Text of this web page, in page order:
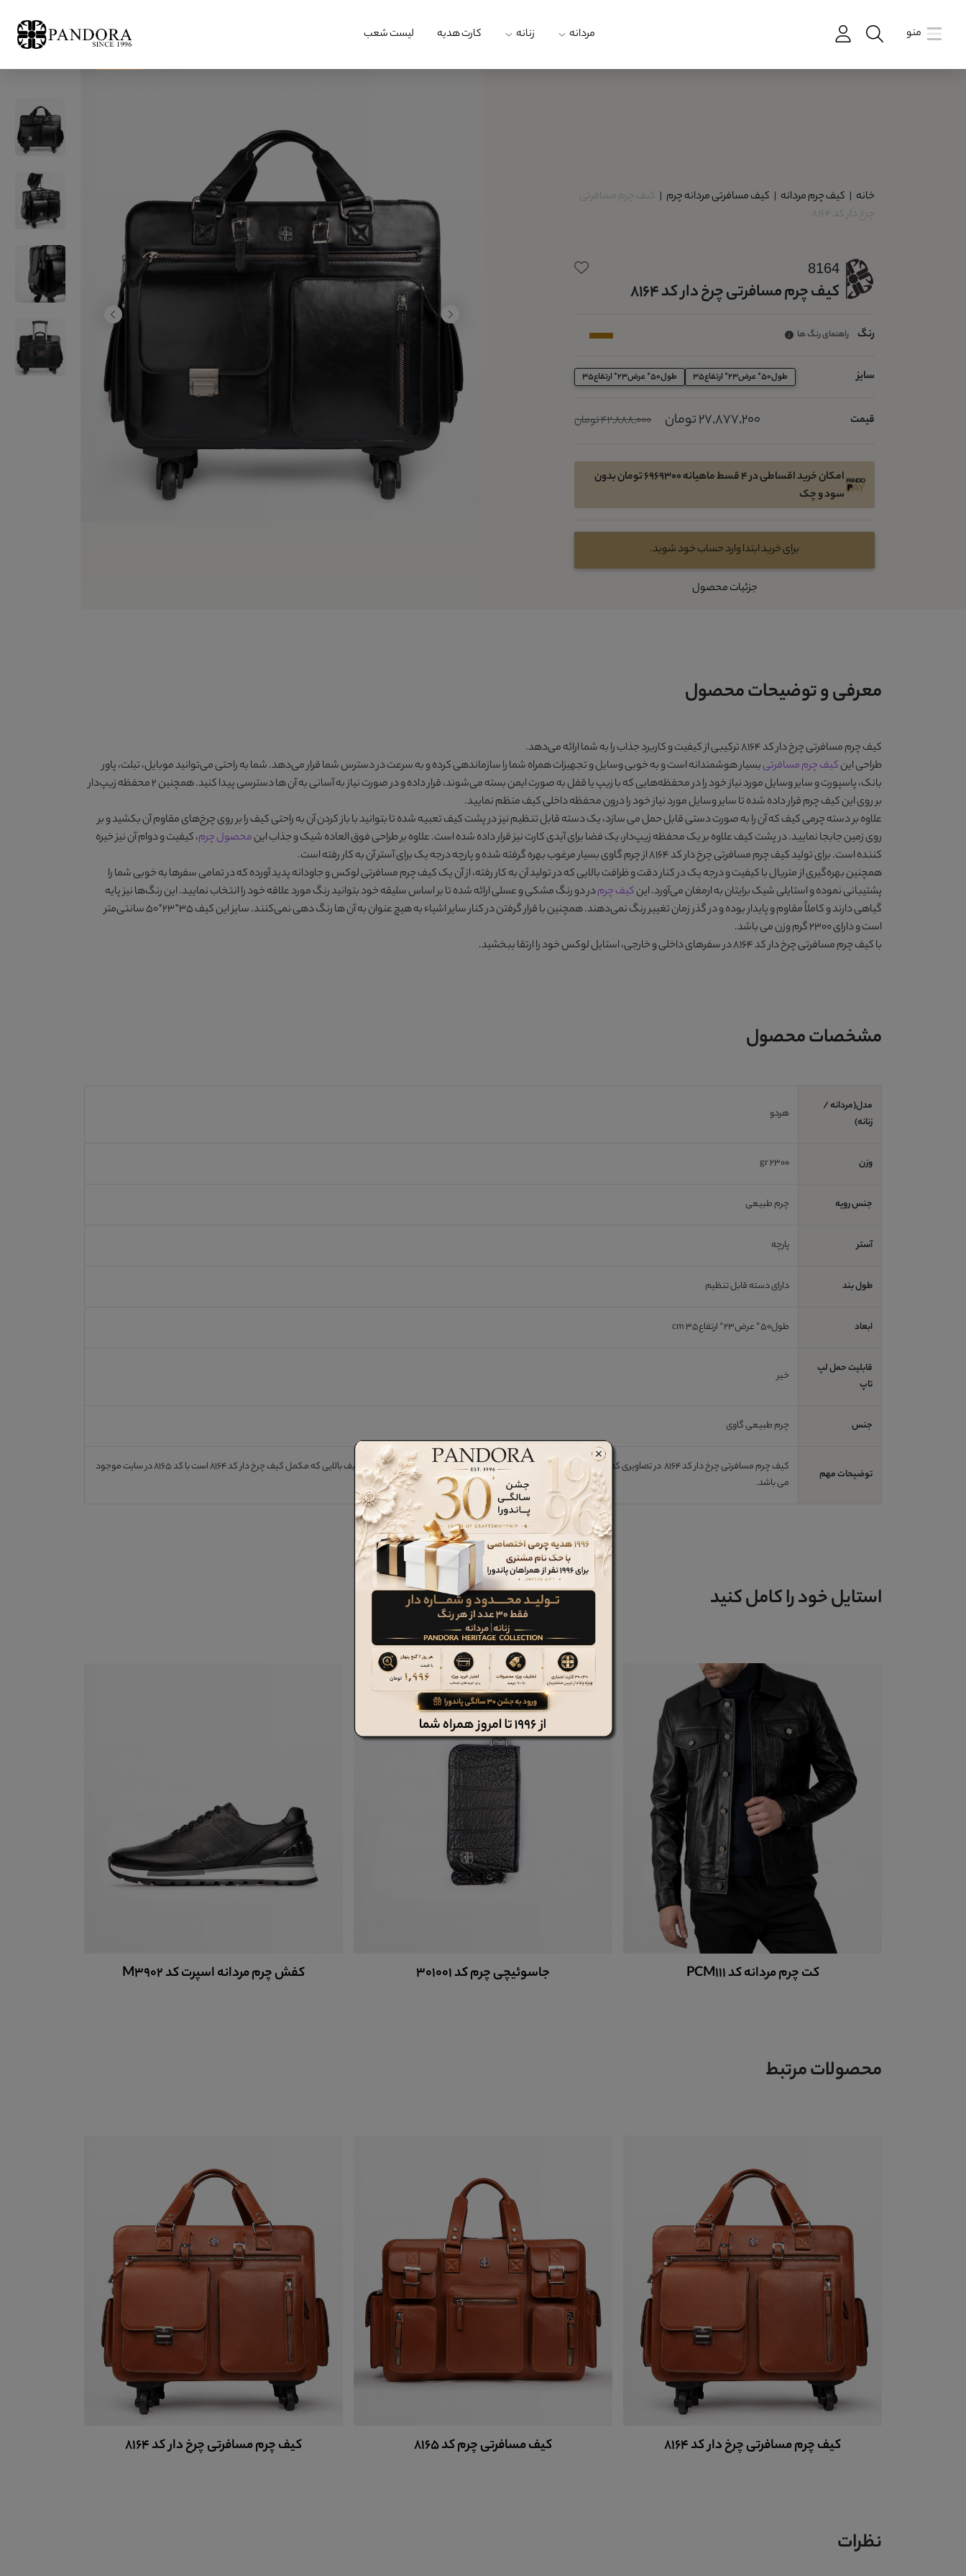
منو مردانه زنانه کارت هدیه لیست شعب
خانه | کیف چرم مردانه | کیف مسافرتی مردانه چرم | کیف چرم مسافرتی
چرخ دار کد 8164
8164
کیف چرم مسافرتی چرخ دار کد 8164
رنگ راهنمای رنگ ها
سایز طول50* عرض23* ارتفاع35 طول50* عرض23* ارتفاع35
قیمت 27,877,200 تومان 42,888,000 تومان
امکان خرید اقساطی در 4 قسط ماهیانه 6969300 تومان بدون
سود و چک
برای خرید ابتدا وارد حساب خود شوید.
جزئیات محصول
معرفی و توضیحات محصول
کیف چرم مسافرتی چرخ دار کد 8164
ترکیبی از کیفیت و کاربرد جذاب را به شما ارائه می‌دهد.
طراحی اینکیف چرم مسافرتیبسیار هوشمندانه است و به خوبی وسایل و تجهیزات همراه شما را سازماندهی کرده و به سرعت در دسترس شما قرار می‌دهد. شما به راحتی می‌توانید موبایل، تبلت، پاور
بانک، پاسپورت و سایر وسایل مورد نیاز خود را در محفظه‌هایی که با زیپ یا قفل به صورت ایمن بسته می‌شوند، قرار داده و در صورت نیاز به آسانی به آن ها دسترسی پیدا کنید. همچنین ۲ محفظه زیپ‌دار
بر روی این کیف چرم قرار داده شده تا سایر وسایل مورد نیاز خود را درون محفظه داخلی کیف منظم نمایید.
علاوه بر دسته چرمی کیف که آن را به صورت دستی قابل حمل می سازد، یک دسته قابل تنظیم نیز در پشت کیف تعبیه شده تا بتوانید با باز کردن آن به راحتی کیف را بر روی چرخ‌های مقاوم آن بکشید و بر
روی زمین جابجا نمایید. در پشت کیف علاوه بر یک محفظه زیپ‌دار، یک فضا برای آیدی کارت نیز قرار داده شده است. علاوه بر طراحی فوق العاده شیک و جذاب اینمحصول چرم، کیفیت و دوام آن نیز خیره
کننده است. برای تولید کیف چرم مسافرتی چرخ دار کد ۸۱۶۴ از چرم گاوی بسیار مرغوب بهره گرفته شده و پارچه درجه یک برای آستر آن به کار رفته است.
همچنین بهره‌گیری از متریال با کیفیت و درجه یک در کنار دقت و ظرافت بالایی که در تولید آن به کار رفته، از آن یک کیف چرم مسافرتی لوکس و جاودانه پدید آورده که در تمامی سفرها به خوبی شما را
پشتیبانی نموده و استایلی شیک برایتان به ارمغان می‌آورد. اینکیف چرمدر دو رنگمشکی و عسلیارائه شده تا بر اساس سلیقه خود بتوانید رنگ مورد علاقه خود را انتخاب نمایید. این رنگ‌ها نیز پایه
گیاهی دارند و کاملاً مقاوم و پایدار بوده و در گذر زمان تغییر رنگ نمی‌دهند. همچنین با قرار گرفتن در کنار سایر اشیاء به هیچ عنوان به آن ها رنگ دهی نمی‌کنند. سایز این کیف ۳۵*۲۳*۵۰ سانتی‌متر
است و دارای ۲۳۰۰ گرم وزن می باشد.
باکیف چرم مسافرتی چرخ دار کد 8164 در سفرهای داخلی و خارجی، استایل لوکس خود را ارتقا ببخشید.
مشخصات محصول
مدل(مردانه /
زنانه)
هردو
وزن 2300 gr
جنس رویه چرم طبیعی
آستر پارچه
طول بند دارای دسته قابل تنظیم
ابعاد طول50* عرض23* ارتفاع35 cm
قابلیت حمل لپ
تاپ
خیر
جنس چرم طبیعی گاوی
توضیحات مهم کیف چرم مسافرتی چرخ دار کد 8164
در تصاویری که دارای دو کیف رویه هم میباشند، کیف زیرین که چرخ دار است می باشد. کیف بالایی که مکمل کیف چرخ دار کد 8164 است با کد 8165 در سایت موجود
می باشد.
استایل خود را کامل کنید
جاسوئیچی چرم کد 301001 کفش چرم مردانه اسپرت کد M3902 کت چرم مردانه کد PCM111
محصولات مرتبط
کیف مسافرتی چرم کد 8165 کیف چرم مسافرتی چرخ دار کد 8164 کیف مسافرتی چرم کد 8165
نظرات